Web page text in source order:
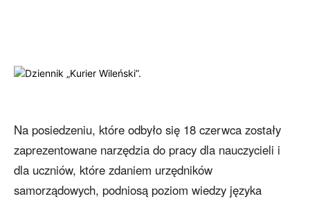
Na posiedzeniu, które odbyło się 18 czerwca zostały
zaprezentowane narzędzia do pracy dla nauczycieli i
dla uczniów, które zdaniem urzędników
samorządowych, podniosą poziom wiedzy języka